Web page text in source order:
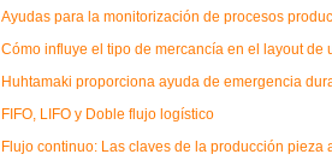
Ayudas para la monitorización de procesos
Cómo influye el tipo de mercancía en el layout de
Huhtamaki proporciona ayuda de emergencia
FIFO, LIFO y Doble flujo logístico
Flujo continuo: Las claves de la producción pieza